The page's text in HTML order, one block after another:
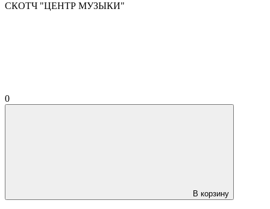
СКОТЧ "ЦЕНТР МУЗЫКИ"
0
В корзину